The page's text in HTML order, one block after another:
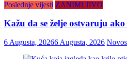
Poslednje vijesti ZANIMLJIVO
Kažu da se želje ostvaruju
6 Augusta, 20266 Augusta, 2026